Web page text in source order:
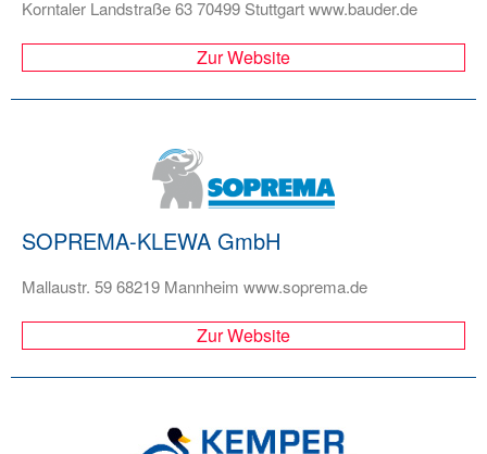
Korntaler Landstraße 63 70499 Stuttgart www.bauder.de
Zur Website
SOPREMA-KLEWA GmbH
Mallaustr. 59 68219 Mannheim www.soprema.de
Zur Website